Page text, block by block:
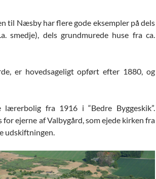
til Næsby har flere gode eksempler på dels
smedje), dels grundmurede huse fra ca.
er hovedsageligt opført efter 1880, og
fra 1916 i “Bedre Byggeskik”.
ejerne af Valbygård, som ejede kirken fra
udskiftningen.